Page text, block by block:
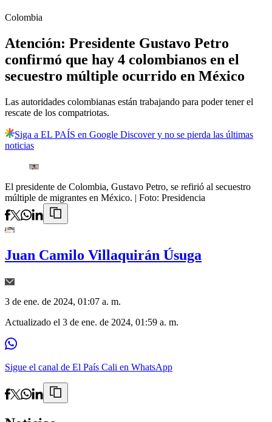
Colombia
Atención: Presidente Gustavo Petro
confirmó que hay 4 colombianos en el
secuestro múltiple ocurrido en México
Las autoridades colombianas están trabajando para poder tener el
rescate de los compatriotas.
Siga a EL PAÍS en Google Discover y no se pierda las últimas
noticias
El presidente de Colombia, Gustavo Petro, se refirió al secuestro
múltiple de migrantes en México. | Foto: Presidencia
Juan Camilo Villaquirán Úsuga
3 de ene. de 2024, 01:07 a. m.
Actualizado el 3 de ene. de 2024, 01:59 a. m.
Sigue el canal de El País Cali en WhatsApp